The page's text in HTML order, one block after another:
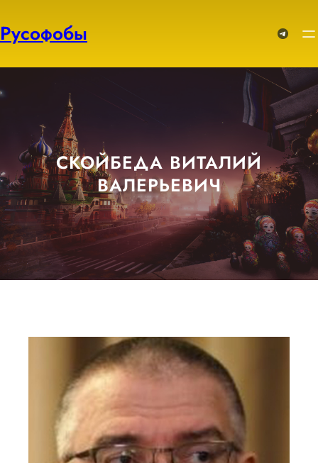
к
содержимому
Русофобы Telegram
СКОЙБЕДА ВИТАЛИЙ
ВАЛЕРЬЕВИЧ